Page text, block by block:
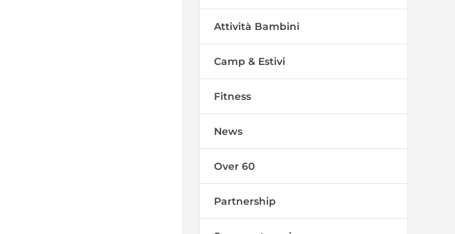
Attività Bambini
Camp & Estivi
Fitness
News
Over 60
Partnership